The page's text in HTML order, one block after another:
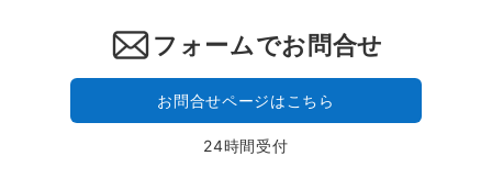
フォームでお問合せ
お問合せページはこちら
24時間受付